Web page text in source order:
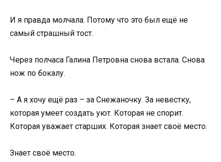
И я правда молчала. Потому что это был ещё не
самый страшный тост.
Через полчаса Галина Петровна снова встала. Снова
нож по бокалу.
– А я хочу ещё раз – за Снежаночку. За невестку,
которая умеет создать уют. Которая не спорит.
Которая уважает старших. Которая знает своё место.
Знает своё место.